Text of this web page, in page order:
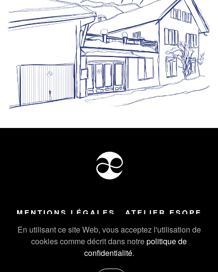
En utilisant ce site Web, vous acceptez l'utilisation de
cookies comme décrit dans notrepolitique de
confidentialité.
MENTIONS LÉGALES ATELIER ESOPE